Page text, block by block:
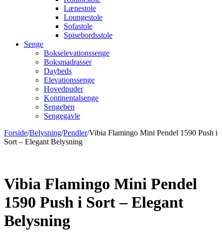
Lænestole
Loungestole
Sofastole
Spisebordsstole
Senge
Bokselevationssenge
Boksmadrasser
Daybeds
Elevationssenge
Hovedpuder
Kontinentalsenge
Sengeben
Sengegavle
Forside/Belysning/Pendler/Vibia Flamingo Mini Pendel 1590 Push i
Sort – Elegant Belysning
Vibia Flamingo Mini Pendel
1590 Push i Sort – Elegant
Belysning